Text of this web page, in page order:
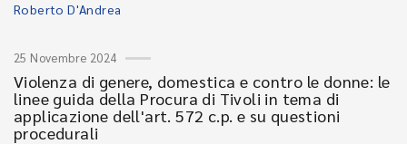
Roberto D'Andrea
25 Novembre 2024
Violenza di genere, domestica e contro le donne: le
linee guida della Procura di Tivoli in tema di
applicazione dell'art. 572 c.p. e su questioni
procedurali